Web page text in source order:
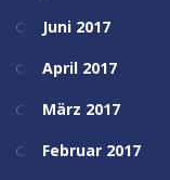
Juni 2017
April 2017
März 2017
Februar 2017